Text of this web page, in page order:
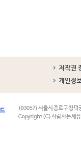
저작권
개인정
(03057) 서울시 종로구 창덕
Copyright (C) 사람사는세